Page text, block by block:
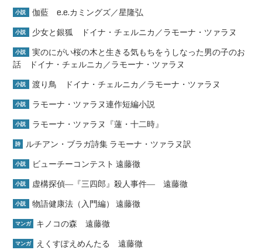
小説 伽藍 e.e.カミングズ／星隆弘
小説 少女と銀狐 ドイナ・チェルニカ／ラモーナ・ツァラヌ
小説
実のにがい桜の木と生きる気もちをうしなった男の子のお
話 ドイナ・チェルニカ／ラモーナ・ツァラヌ
小説 渡り鳥 ドイナ・チェルニカ／ラモーナ・ツァラヌ
小説 ラモーナ・ツァラヌ連作短編小説
小説 ラモーナ・ツァラヌ『蓮・十二時』
詩 ルチアン・ブラガ詩集 ラモーナ・ツァラヌ訳
小説 ビューチーコンテスト 遠藤徹
小説 虚構探偵―『三四郎』殺人事件― 遠藤徹
小説 物語健康法（入門編） 遠藤徹
マンガ キノコの森 遠藤徹
マンガ えくすぽえめんたる 遠藤徹